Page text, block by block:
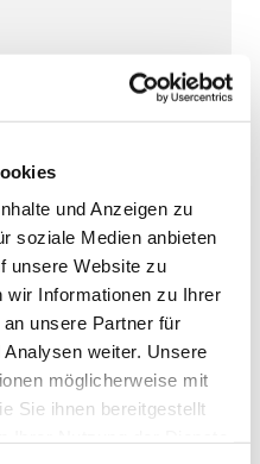
und Anzeigen zu
soziale Medien anbieten
unsere Website zu
wir Informationen zu Ihrer
unsere Partner für
weiter. Unsere
möglicherweise mit
Sie ihnen bereitgestellt
Jungfernstieg